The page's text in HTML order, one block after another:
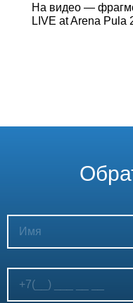
На видео —
LIVE at Arena Pula